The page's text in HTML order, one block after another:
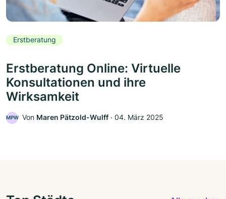
Erstberatung
Erstberatung Online: Virtuelle
Konsultationen und ihre
Wirksamkeit
MPW Von Maren Pätzold-Wulff ‧ 04. März 2025